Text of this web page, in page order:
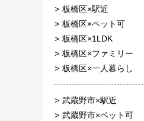
板橋区×駅近
板橋区×ペット可
板橋区×1LDK
板橋区×ファミリー
板橋区×一人暮らし
武蔵野市×駅近
武蔵野市×ペット可